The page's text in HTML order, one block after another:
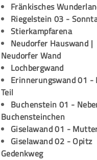
Fränkisches
Riegelstein 03 -
Stierkampfarena
Neudorfer Hauswand |
Neudorfer Wand
Lochbergwand
Erinnerungswand 01 -
Teil
Buchenstein 01 -
Buchensteinchen
Giselawand 01 -
Giselawand 02 - Opitz
Gedenkweg